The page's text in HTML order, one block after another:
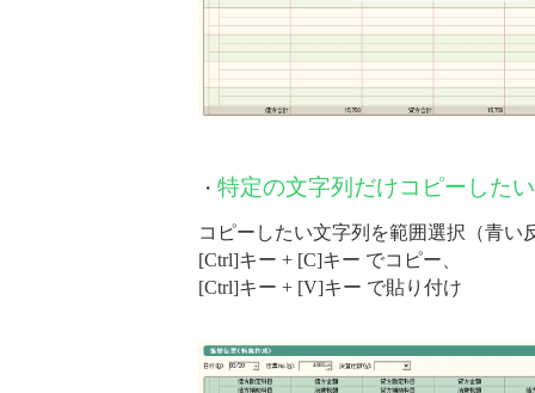
・ 特定の文字列だけコピーしたい
コピーしたい文字列を範囲選択（青い
[Ctrl]キー + [C]キー でコピー、
[Ctrl]キー + [V]キー で貼り付け